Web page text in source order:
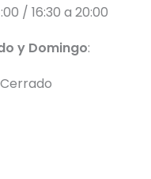
/ 16:30 a 20:00
y Domingo:
Cerrado